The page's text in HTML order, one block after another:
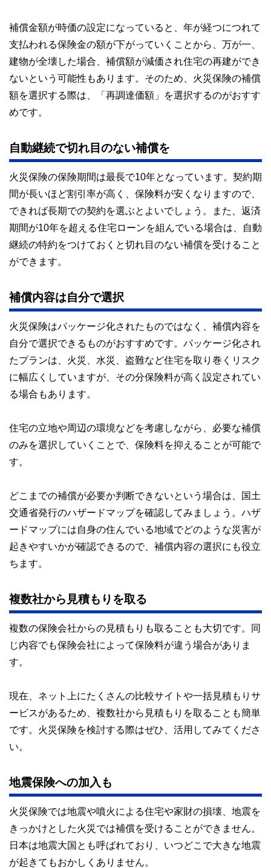
補償金額が時価の設定になっていると、年が経つにつれて
支払われる保険金の額が下がっていくことから、万が一、
建物が全壊した場合、補償額が減価され住宅の再建ができ
ないという可能性もあります。そのため、火災保険の補償
額を選択する際は、「再調達価額」を選択するのがおすす
めです。
自動継続で切れ目のない補償を
火災保険の保険期間は最長で10年となっています。契約期
間が長いほど割引率が高く、保険料が安くなりますので、
できれば長期での契約を選ぶとよいでしょう。また、返済
期間が10年を超える住宅ローンを組んでいる場合は、自動
継続の特約をつけておくと切れ目のない補償を受けること
ができます。
補償内容は自分で選択
火災保険はパッケージ化されたものではなく、補償内容を
自分で選択できるものがおすすめです。パッケージ化され
たプランは、火災、水災、盗難など住宅を取り巻くリスク
に幅広くしていますが、その分保険料が高く設定されてい
る場合もあります。
住宅の立地や周辺の環境などを考慮しながら、必要な補償
のみを選択していくことで、保険料を抑えることが可能で
す。
どこまでの補償が必要か判断できないという場合は、国土
交通省発行のハザードマップを確認してみましょう。ハザ
ードマップには自身の住んでいる地域でどのような災害が
起きやすいかが確認できるので、補償内容の選択にも役立
ちます。
複数社から見積もりを取る
複数の保険会社からの見積もりも取ることも大切です。同
じ内容でも保険会社によって保険料が違う場合がありま
す。
現在、ネット上にたくさんの比較サイトや一括見積もりサ
ービスがあるため、複数社から見積もりを取ることも簡単
です。火災保険を検討する際はぜひ、活用してみてくださ
い。
地震保険への加入も
火災保険では地震や噴火による住宅や家財の損壊、地震を
きっかけとした火災では補償を受けることができません。
日本は地震大国とも呼ばれており、いつどこで大きな地震
が起きてもおかしくありません。